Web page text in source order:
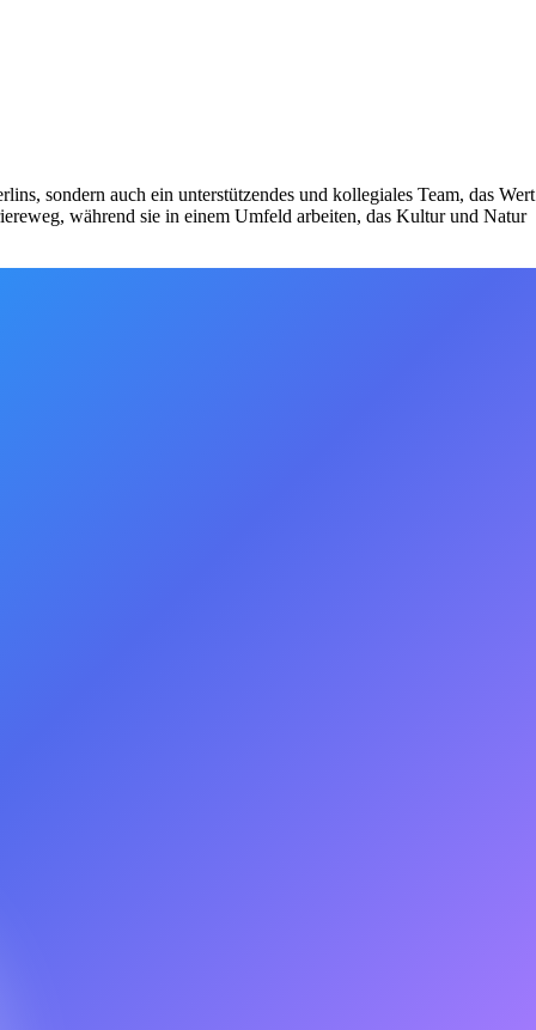
sondern auch ein unterstützendes und kollegiales Team, das Wert
während sie in einem Umfeld arbeiten, das Kultur und Natur